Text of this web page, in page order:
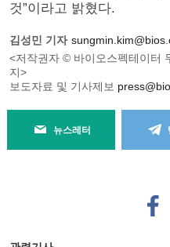
것”이라고 밝혔다.
김성민 기자
<저작권자 © 바이오스펙테이터
지>
보도자료 및 기사제보
뉴스레터
페
이